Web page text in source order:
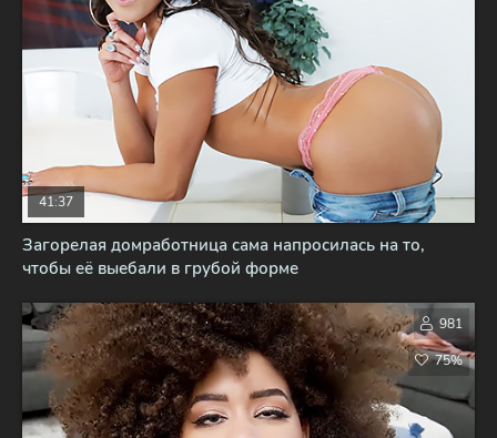
Загорелая домработница сама напросилась на то,
чтобы её выебали в грубой форме
41:37
981
75%